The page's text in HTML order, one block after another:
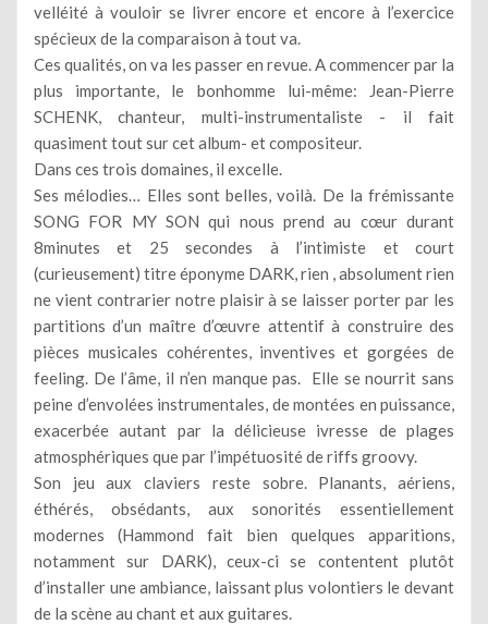
velléité à vouloir se livrer encore et encore à l’exercice
spécieux de la comparaison à tout va.
Ces qualités, on va les passer en revue. A commencer par la
plus importante, le bonhomme lui-même: Jean-Pierre
SCHENK, chanteur, multi-instrumentaliste - il fait
quasiment tout sur cet album- et compositeur.
Dans ces trois domaines, il excelle.
Ses mélodies… Elles sont belles, voilà. De la frémissante
SONG FOR MY SON qui nous prend au cœur durant
8minutes et 25 secondes à l’intimiste et court
(curieusement) titre éponyme DARK, rien , absolument rien
ne vient contrarier notre plaisir à se laisser porter par les
partitions d’un maître d’œuvre attentif à construire des
pièces musicales cohérentes, inventives et gorgées de
feeling. De l’âme, il n’en manque pas. Elle se nourrit sans
peine d’envolées instrumentales, de montées en puissance,
exacerbée autant par la délicieuse ivresse de plages
atmosphériques que par l’impétuosité de riffs groovy.
Son jeu aux claviers reste sobre. Planants, aériens,
éthérés, obsédants, aux sonorités essentiellement
modernes (Hammond fait bien quelques apparitions,
notamment sur DARK), ceux-ci se contentent plutôt
d’installer une ambiance, laissant plus volontiers le devant
de la scène au chant et aux guitares.